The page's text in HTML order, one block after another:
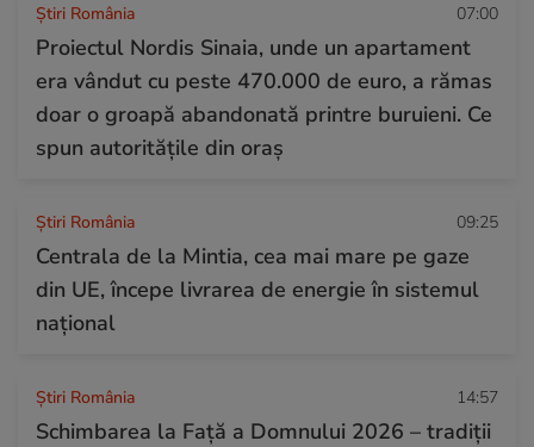
Știri România 07:00
Proiectul Nordis Sinaia, unde un apartament
era vândut cu peste 470.000 de euro, a rămas
doar o groapă abandonată printre buruieni. Ce
spun autoritățile din oraș
Știri România 09:25
Centrala de la Mintia, cea mai mare pe gaze
din UE, începe livrarea de energie în sistemul
național
Știri România 14:57
Schimbarea la Față a Domnului 2026 – tradiții